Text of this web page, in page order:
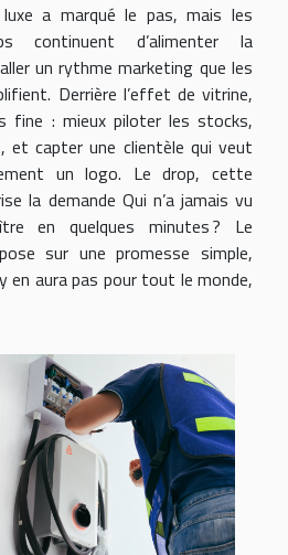
a marqué le pas, mais les
continuent d’alimenter la
un rythme marketing que les
Derrière l’effet de vitrine,
fine : mieux piloter les stocks,
et capter une clientèle qui veut
un logo. Le drop, cette
la demande Qui n’a jamais vu
en quelques minutes ? Le
sur une promesse simple,
en aura pas pour tout le monde,